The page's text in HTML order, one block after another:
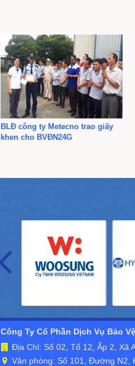
BLĐ công ty Metecno trao giấy
khen cho BVĐN24G
Công Ty Cổ Phần Dịch Vụ Bảo
Địa Chỉ: Số 02, Tổ 12, Ấp 2, Xã
Văn phòng: Số 101, Đường N2,